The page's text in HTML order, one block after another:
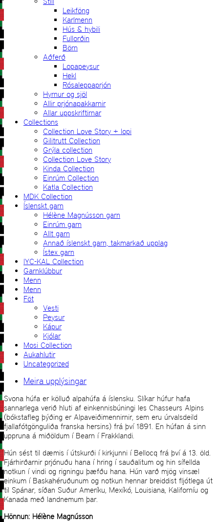
Leikföng
Karlmenn
Hús & hybili
Fullorðin
Börn
Aðferð
Lopapeysur
Hekl
Rósaleppaprjón
Hyrnur og sjöl
Allir prjónapakkarnir
Allar uppskriftirnar
Collections
Collection Love Story + lopi
Gilitrutt Collection
Grýla collection
Collection Love Story
Kinda Collection
Einrúm Collection
Katla Collection
MDK Collection
Íslenskt garn
Hélène Magnússon garn
Einrúm garn
Allt garn
Annað íslenskt garn, takmarkað upplag
Ístex garn
IYC-KAL Collection
Garnklúbbur
Menn
Menn
Föt
Vesti
Peysur
Kápur
Kjólar
Mosi Collection
Aukahlutir
Uncategorized
Meira upplýsingar
Svona húfa er kölluð alpahúfa á íslensku. Slíkar húfur hafa
sannarlega verið hluti af einkennisbúningi les Chasseurs Alpins
(bókstafleg þýðing er Alpaveiðimennirnir, sem eru úrvalsdeild
fjallafótgönguliða franska hersins) frá því 1891. En húfan á sinn
uppruna á miðöldum í Bearn í Frakklandi.
Hún sést til dæmis í útskurði í kirkjunni í Bellocq frá því á 13. öld.
Fjárhirðarnir prjónuðu hana í hring í sauðalitum og hin sífellda
notkun í vindi og rigningu þæfðu hana. Hún varð mjög vinsæl
einkum í Baskahéruðunum og notkun hennar breiddist fljótlega út
til Spánar, síðan Suður Ameríku, Mexíkó, Louisiana, Kaliforníu og
Kanada með landnemum þar.
Hönnun: Hélène Magnússon